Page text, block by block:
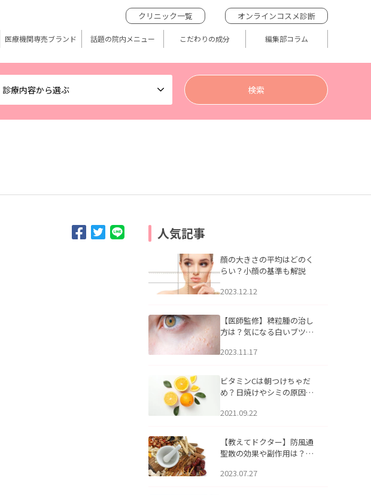
診療内容から選ぶ
クリニック一覧 オンラインコスメ診断
医療機関専売ブランド 話題の院内メニュー こだわりの成分 編集部コラム
人気記事
顔の大きさの平均はどのく
らい？小顔の基準も解説
2023.12.12
【医師監修】稗粒腫の治し
方は？気になる白いブツブ
アについて
2023.11.17
ビタミンCは朝つけちゃだ
め？日焼けやシミの原因に
2021.09.22
【教えてドクター】防風通
聖散の効果や副作用は？長
2023.07.27